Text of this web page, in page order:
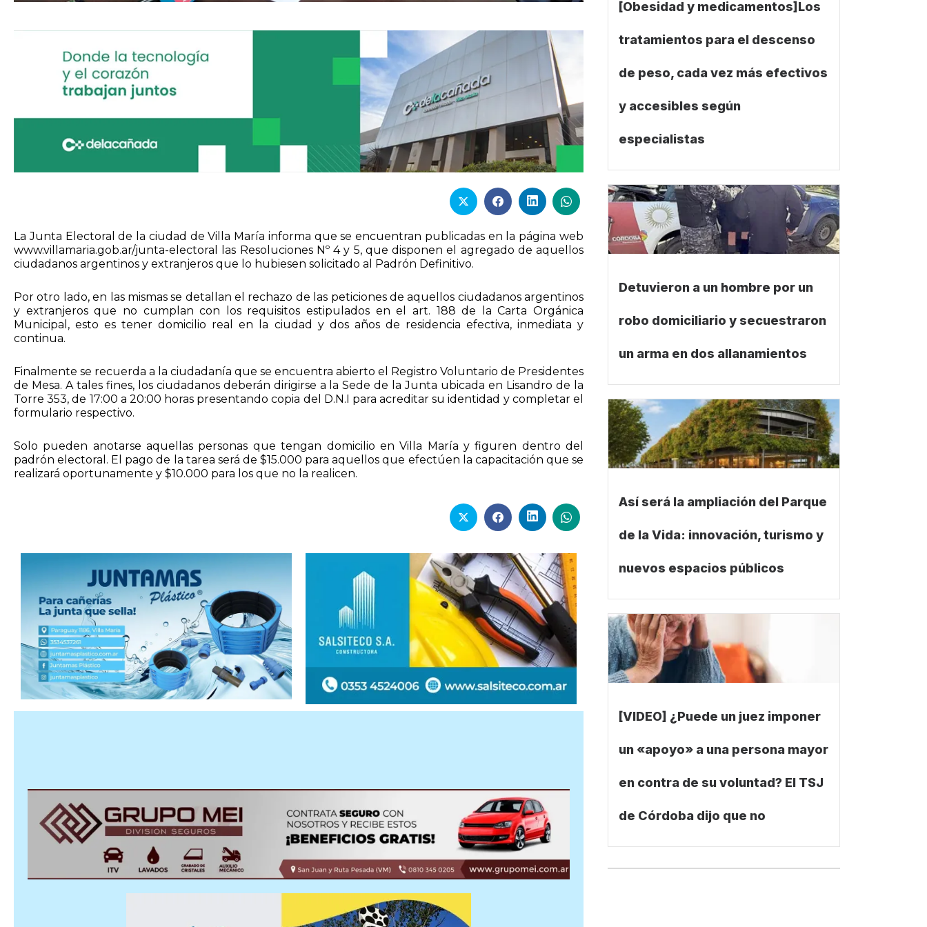
La Junta Electoral de la ciudad de Villa María informa que se encuentran publicadas en la página web
www.villamaria.gob.ar/junta-electoral las Resoluciones Nº 4 y 5, que disponen el agregado de aquellos
ciudadanos argentinos y extranjeros que lo hubiesen solicitado al Padrón Definitivo.
Por otro lado, en las mismas se detallan el rechazo de las peticiones de aquellos ciudadanos argentinos
y extranjeros que no cumplan con los requisitos estipulados en el art. 188 de la Carta Orgánica
Municipal, esto es tener domicilio real en la ciudad y dos años de residencia efectiva, inmediata y
continua.
Finalmente se recuerda a la ciudadanía que se encuentra abierto el Registro Voluntario de Presidentes
de Mesa. A tales fines, los ciudadanos deberán dirigirse a la Sede de la Junta ubicada en Lisandro de la
Torre 353, de 17:00 a 20:00 horas presentando copia del D.N.I para acreditar su identidad y completar el
formulario respectivo.
Solo pueden anotarse aquellas personas que tengan domicilio en Villa María y figuren dentro del
padrón electoral. El pago de la tarea será de $15.000 para aquellos que efectúen la capacitación que se
realizará oportunamente y $10.000 para los que no la realicen.
[Obesidad y medicamentos]Los
tratamientos para el descenso
de peso, cada vez más efectivos
y accesibles según
especialistas
Detuvieron a un hombre por un
robo domiciliario y secuestraron
un arma en dos allanamientos
Así será la ampliación del Parque
de la Vida: innovación, turismo y
nuevos espacios públicos
[VIDEO] ¿Puede un juez imponer
un «apoyo» a una persona mayor
en contra de su voluntad? El TSJ
de Córdoba dijo que no